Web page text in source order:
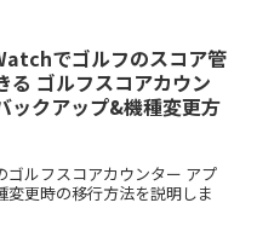
でゴルフのスコア管
る ゴルフスコアカウン
ックアップ&機種変更方
ルフスコアカウンター アプ
変更時の移行方法を説明しま